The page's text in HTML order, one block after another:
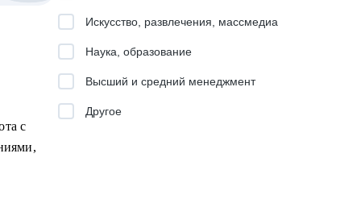
на
с
Искусство, развлечения, массмедиа
Наука, образование
Высший и средний менеджмент
Другое